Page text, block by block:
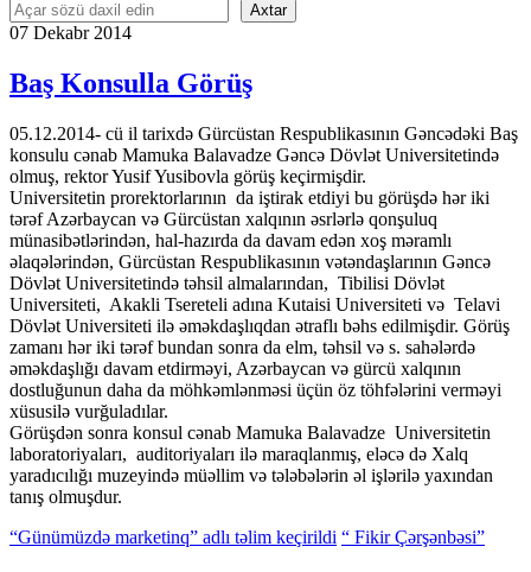
Axtar
07 Dekabr 2014
Baş Konsulla Görüş
05.12.2014- cü il tarixdə Gürcüstan Respublikasının Gəncədəki Baş
konsulu cənab Mamuka Balavadze Gəncə Dövlət Universitetində
olmuş, rektor Yusif Yusibovla görüş keçirmişdir.
Universitetin prorektorlarının da iştirak etdiyi bu görüşdə hər iki
tərəf Azərbaycan və Gürcüstan xalqının əsrlərlə qonşuluq
münasibətlərindən, hal-hazırda da davam edən xoş məramlı
əlaqələrindən, Gürcüstan Respublikasının vətəndaşlarının Gəncə
Dövlət Universitetində təhsil almalarından, Tibilisi Dövlət
Universiteti, Akakli Tsereteli adına Kutaisi Universiteti və Telavi
Dövlət Universiteti ilə əməkdaşlıqdan ətraflı bəhs edilmişdir. Görüş
zamanı hər iki tərəf bundan sonra da elm, təhsil və s. sahələrdə
əməkdaşlığı davam etdirməyi, Azərbaycan və gürcü xalqının
dostluğunun daha da möhkəmlənməsi üçün öz töhfələrini verməyi
xüsusilə vurğuladılar.
Görüşdən sonra konsul cənab Mamuka Balavadze Universitetin
laboratoriyaları, auditoriyaları ilə maraqlanmış, eləcə də Xalq
yaradıcılığı muzeyində müəllim və tələbələrin əl işlərilə yaxından
tanış olmuşdur.
“Günümüzdə marketinq” adlı təlim keçirildi “ Fikir Çərşənbəsi”